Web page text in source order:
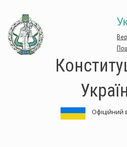
основного
матеріалу
Офіційний